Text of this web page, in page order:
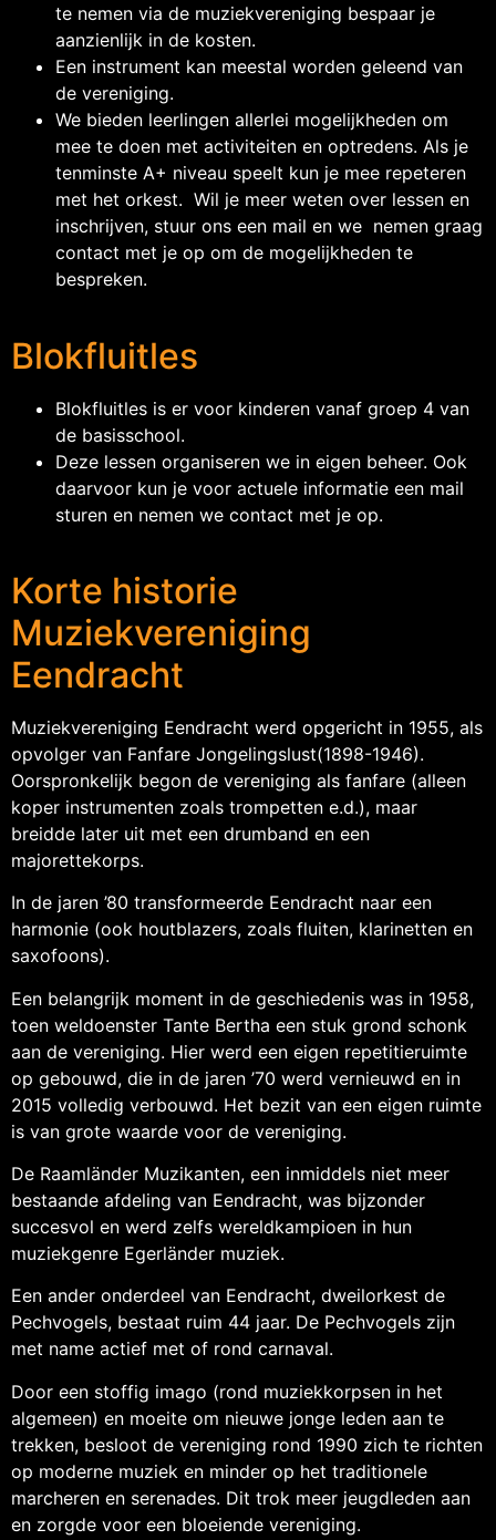
te nemen via de muziekvereniging bespaar je
aanzienlijk in de kosten.
Een instrument kan meestal worden geleend van
de vereniging.
We bieden leerlingen allerlei mogelijkheden om
mee te doen met activiteiten en optredens. Als je
tenminste A+ niveau speelt kun je mee repeteren
met het orkest. Wil je meer weten over lessen en
inschrijven, stuur ons een mail en we nemen graag
contact met je op om de mogelijkheden te
bespreken.
Blokfluitles
Blokfluitles is er voor kinderen vanaf groep 4 van
de basisschool.
Deze lessen organiseren we in eigen beheer. Ook
daarvoor kun je voor actuele informatie een mail
sturen en nemen we contact met je op.
Korte historie
Muziekvereniging
Eendracht
Muziekvereniging Eendracht werd opgericht in 1955, als
opvolger van Fanfare Jongelingslust(1898-1946).
Oorspronkelijk begon de vereniging als fanfare (alleen
koper instrumenten zoals trompetten e.d.), maar
breidde later uit met een drumband en een
majorettekorps.
In de jaren ’80 transformeerde Eendracht naar een
harmonie (ook houtblazers, zoals fluiten, klarinetten en
saxofoons).
Een belangrijk moment in de geschiedenis was in 1958,
toen weldoenster Tante Bertha een stuk grond schonk
aan de vereniging. Hier werd een eigen repetitieruimte
op gebouwd, die in de jaren ’70 werd vernieuwd en in
2015 volledig verbouwd. Het bezit van een eigen ruimte
is van grote waarde voor de vereniging.
De Raamländer Muzikanten, een inmiddels niet meer
bestaande afdeling van Eendracht, was bijzonder
succesvol en werd zelfs wereldkampioen in hun
muziekgenre Egerländer muziek.
Een ander onderdeel van Eendracht, dweilorkest de
Pechvogels, bestaat ruim 44 jaar. De Pechvogels zijn
met name actief met of rond carnaval.
Door een stoffig imago (rond muziekkorpsen in het
algemeen) en moeite om nieuwe jonge leden aan te
trekken, besloot de vereniging rond 1990 zich te richten
op moderne muziek en minder op het traditionele
marcheren en serenades. Dit trok meer jeugdleden aan
en zorgde voor een bloeiende vereniging.